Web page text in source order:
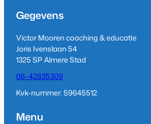
t
g
r
a
k
d
I
n
b
e
Gegevens
Victor Mooren coaching & educatie
Joris Ivenslaan 54
1325 SP Almere Stad
06-42835309
Kvk-nummer: 59645512
Menu